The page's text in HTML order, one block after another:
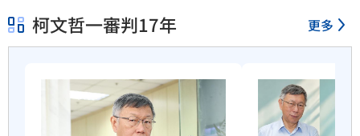
柯文哲一審判17年 更多